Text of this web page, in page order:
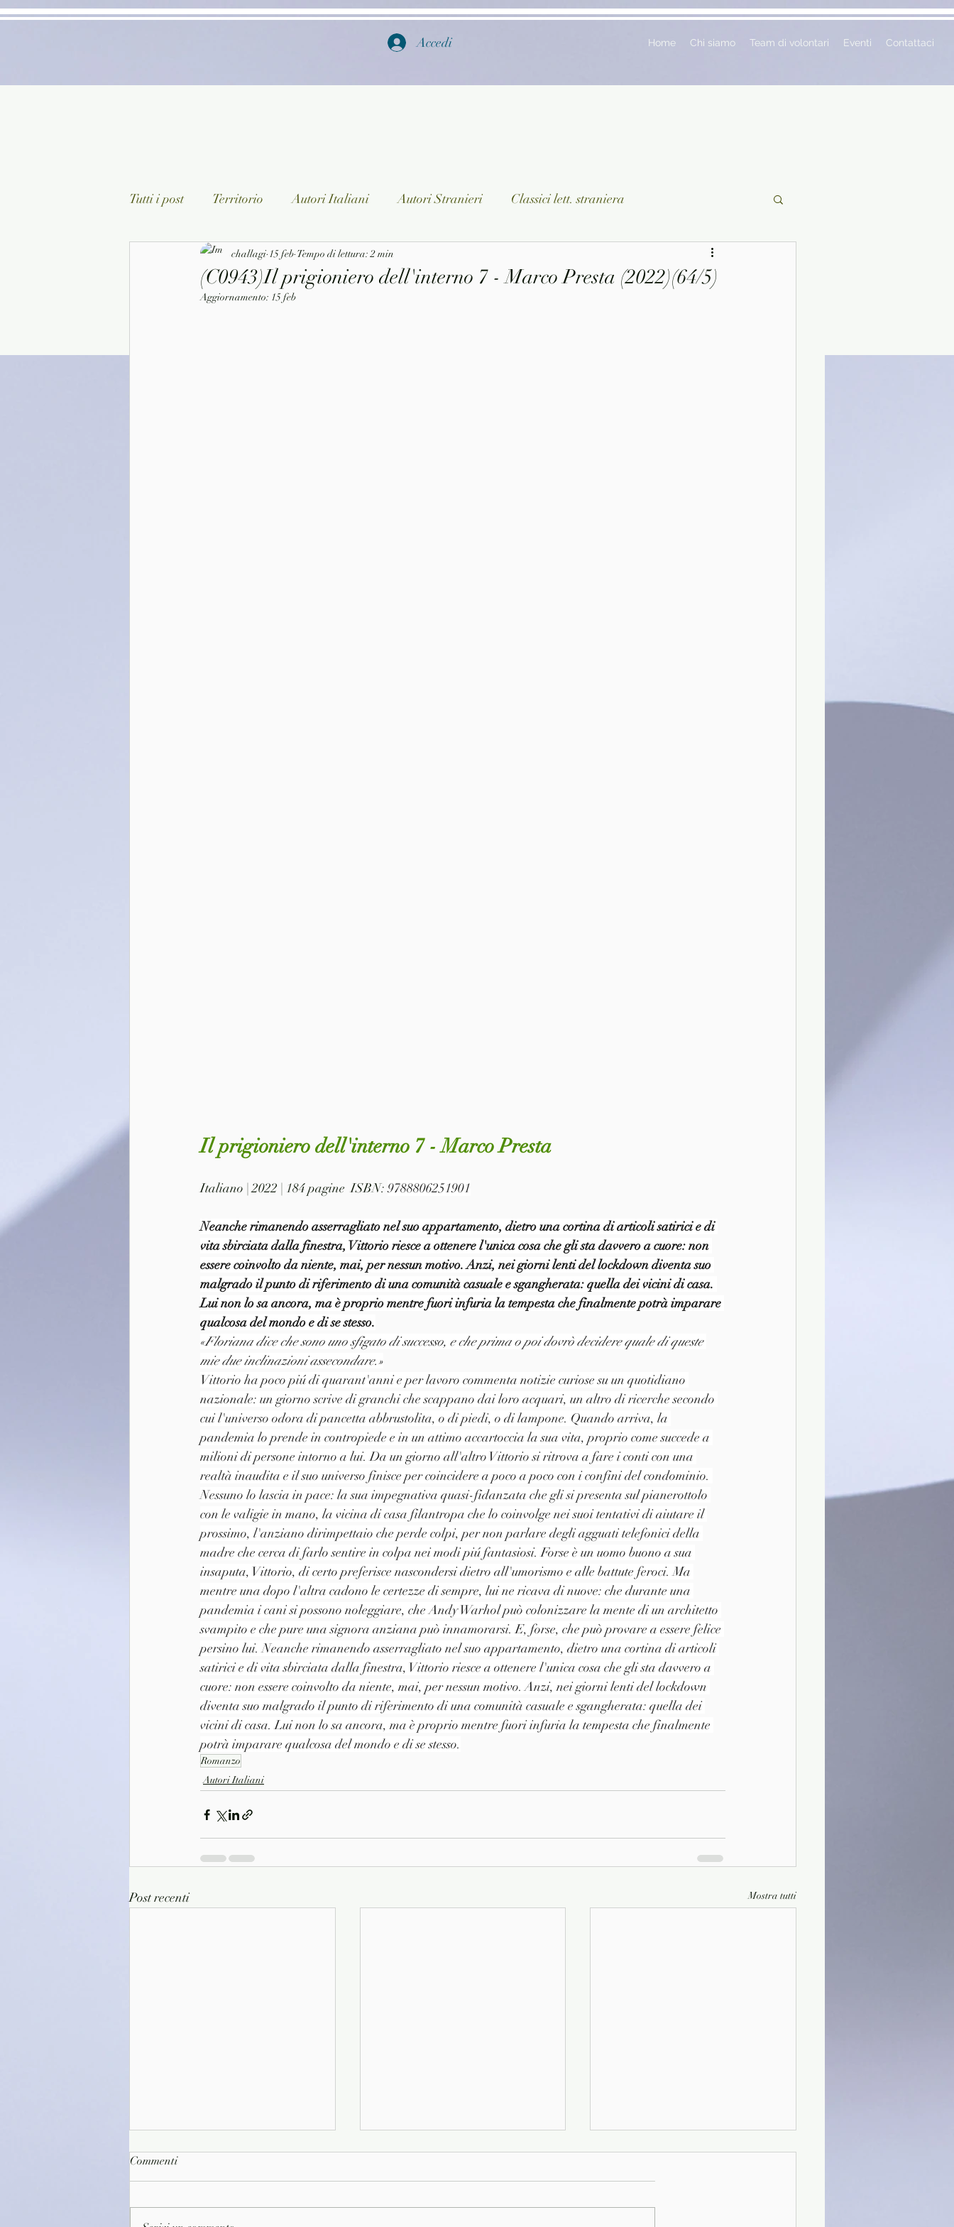
Accedi Home Chi siamo Team di volontari Eventi Contattaci
Tutti i post Territorio Autori Italiani Autori Stranieri Classici lett. straniera
Classici lett. italiana Saggistica Ragazzi
(C0943)Il prigioniero dell'interno 7 - Marco Presta (2022)(64/5)
challagi 15 feb Tempo di lettura: 2 min
Aggiornamento: 15 feb
Il prigioniero dell'interno 7 - Marco Presta
Italiano | 2022 | 184 pagine  ISBN: 9788806251901
Neanche rimanendo asserragliato nel suo appartamento, dietro una cortina di articoli satirici e di
vita sbirciata dalla finestra, Vittorio riesce a ottenere l'unica cosa che gli sta davvero a cuore: non
essere coinvolto da niente, mai, per nessun motivo. Anzi, nei giorni lenti del lockdown diventa suo
malgrado il punto di riferimento di una comunità casuale e sgangherata: quella dei vicini di casa.
Lui non lo sa ancora, ma è proprio mentre fuori infuria la tempesta che finalmente potrà imparare
qualcosa del mondo e di se stesso.
«Floriana dice che sono uno sfigato di successo, e che prima o poi dovrò decidere quale di queste
mie due inclinazioni assecondare.»
Vittorio ha poco piú di quarant'anni e per lavoro commenta notizie curiose su un quotidiano
nazionale: un giorno scrive di granchi che scappano dai loro acquari, un altro di ricerche secondo
cui l'universo odora di pancetta abbrustolita, o di piedi, o di lampone. Quando arriva, la
pandemia lo prende in contropiede e in un attimo accartoccia la sua vita, proprio come succede a
milioni di persone intorno a lui. Da un giorno all'altro Vittorio si ritrova a fare i conti con una
realtà inaudita e il suo universo finisce per coincidere a poco a poco con i confini del condominio.
Nessuno lo lascia in pace: la sua impegnativa quasi-fidanzata che gli si presenta sul pianerottolo
con le valigie in mano, la vicina di casa filantropa che lo coinvolge nei suoi tentativi di aiutare il
prossimo, l'anziano dirimpettaio che perde colpi, per non parlare degli agguati telefonici della
madre che cerca di farlo sentire in colpa nei modi piú fantasiosi. Forse è un uomo buono a sua
insaputa, Vittorio, di certo preferisce nascondersi dietro all'umorismo e alle battute feroci. Ma
mentre una dopo l'altra cadono le certezze di sempre, lui ne ricava di nuove: che durante una
pandemia i cani si possono noleggiare, che Andy Warhol può colonizzare la mente di un architetto
svampito e che pure una signora anziana può innamorarsi. E, forse, che può provare a essere felice
persino lui. Neanche rimanendo asserragliato nel suo appartamento, dietro una cortina di articoli
satirici e di vita sbirciata dalla finestra, Vittorio riesce a ottenere l'unica cosa che gli sta davvero a
cuore: non essere coinvolto da niente, mai, per nessun motivo. Anzi, nei giorni lenti del lockdown
diventa suo malgrado il punto di riferimento di una comunità casuale e sgangherata: quella dei
vicini di casa. Lui non lo sa ancora, ma è proprio mentre fuori infuria la tempesta che finalmente
potrà imparare qualcosa del mondo e di se stesso.
Romanzo
Autori Italiani
Post recenti Mostra tutti
Commenti